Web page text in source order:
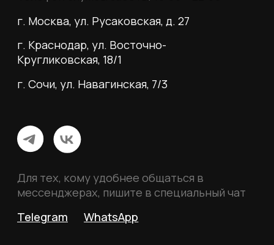
Согласие на рассылку
Вся информация, размещённая на сайте, носит
Российской Федерации.